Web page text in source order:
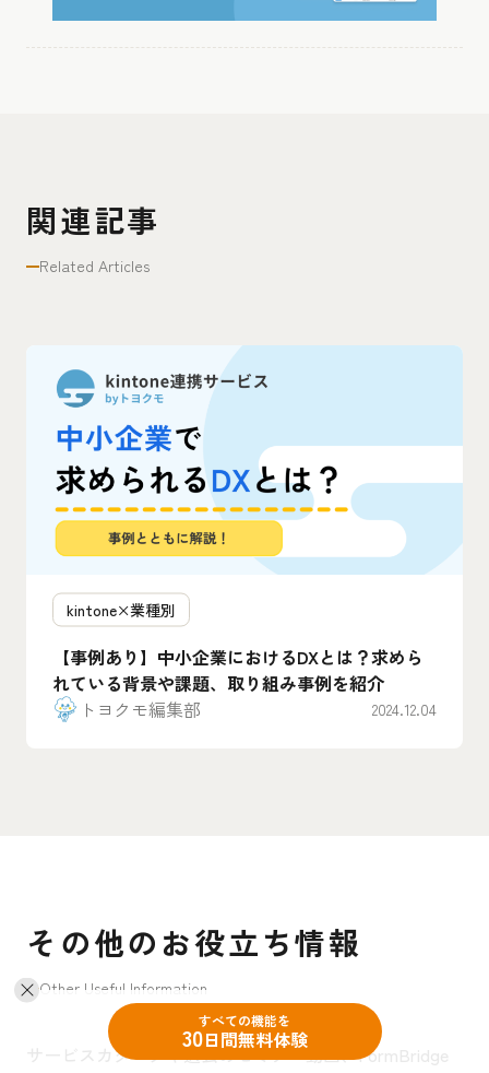
関連記事
Related Articles
kintone×業種別
【事例あり】中小企業におけるDXとは？求めら
れている背景や課題、取り組み事例を紹介
トヨクモ編集部
2024.12.04
その他のお役立ち情報
Other Useful Information
サービスカタログや過去のセミナー動画、FormBridge
すべての機能を
30日間無料体験